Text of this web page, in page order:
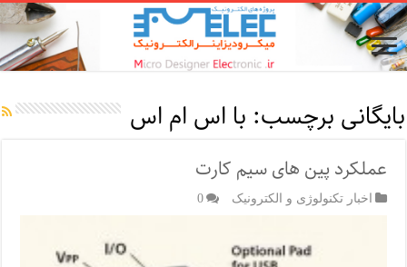
بایگانی برچسب: با اس ام اس
عملکرد پین های سیم کارت
اخبار تکنولوژی و الکترونیک 0